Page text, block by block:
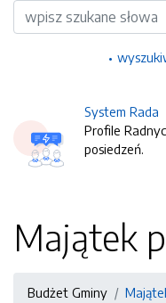
Wyszukiwarka
System Rada
Profile
posiedzeń.
Majątek
Budżet Gminy